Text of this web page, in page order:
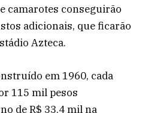
camarotes conseguirão
adicionais, que ficarão
Azteca.
em 1960, cada
115 mil pesos
de R$ 33,4 mil na